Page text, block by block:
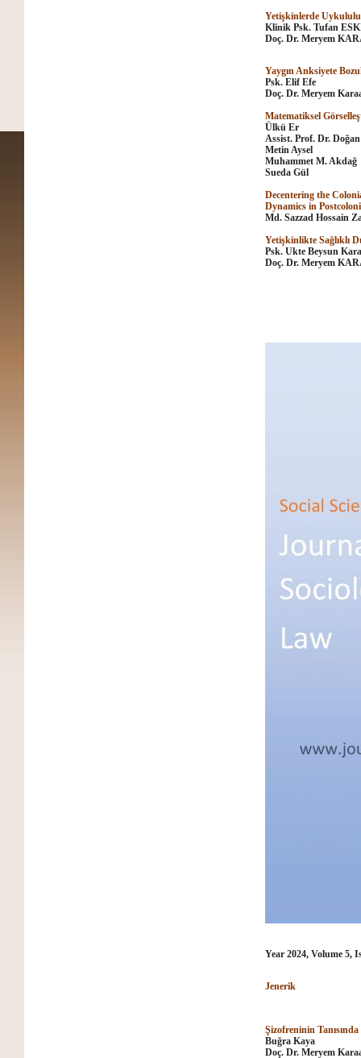
Yetişkinlerde
Klinik Psk. Tufan
Doç. Dr. Meryem
Yaygın Anksiyete
Psk. Elif Efe
Doç. Dr. Meryem
Matematiksel
Ülkü Er
Assist. Prof. Dr.
Metin Aysel
Muhammet M. Akdağ
Sueda Gül
Decentering the
Dynamics in
Md. Sazzad Hossain
Yetişkinlikte Sağlıklı
Psk. Ukte Beysun
Doç. Dr. Meryem
Year 2024, Volume 5,
Jenerik
Şizofreninin
Buğra Kaya
Doç. Dr. Meryem